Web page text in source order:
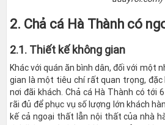
2. Chả cá Hà Thành có
2.1. Thiết kế không gian
Khác với quán ăn bình dân, đối với một
gian là một tiêu chí rất quan trọng,
nơi đãi khách. Chả cá Hà Thành có tới
rãi đủ để phục vụ số lượng lớn khách
kế cả ngoại thất lẫn nội thất của nhà